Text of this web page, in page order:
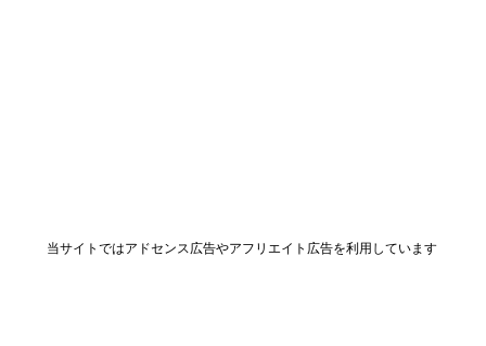
当サイトではアドセンス広告やアフリエイト広告を利用しています